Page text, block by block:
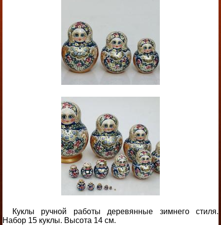
Куклы ручной работы деревянные зимнего стиля.
Набор 15 куклы. Высота 14 см.